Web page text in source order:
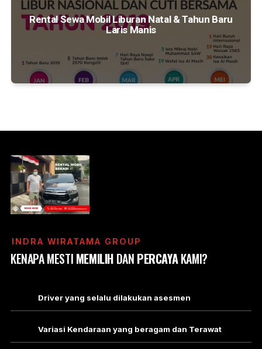
Rental Sewa Mobil Liburan Natal & Tahun Baru
Laris Manis
INDRA WIRATAMA GROUP
KENAPA MESTI MEMILIHDAN PERCAYAKAMI?
Driver yang selalu dilakukan asesmen
Variasi Kendaraan yang beragam dan Terawat